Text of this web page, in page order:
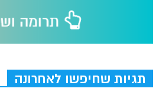
תגיות שחיפשו לאחרונה